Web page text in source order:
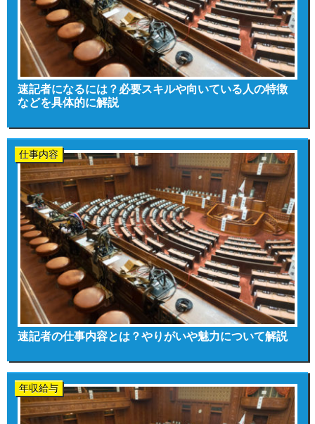
速記者になるには？必要スキルや向いている人の特徴
などを具体的に解説
仕事内容
速記者の仕事内容とは？やりがいや魅力について解説
年収給与